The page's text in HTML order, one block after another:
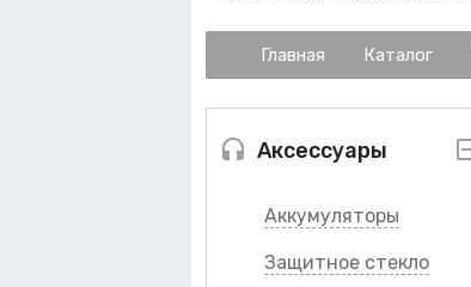
Главная Каталог
Аксессуары
Аккумуляторы
Защитное стекло